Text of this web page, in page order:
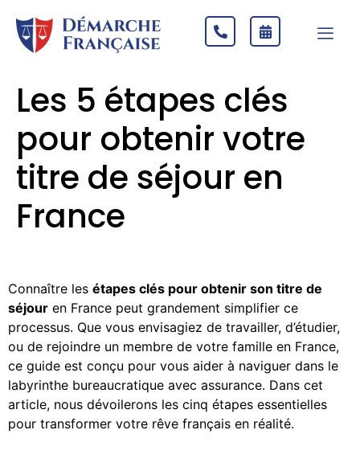
Les 5 étapes clés
pour obtenir votre
titre de séjour en
France
Connaître les étapes clés pour obtenir son titre de
séjour en France peut grandement simplifier ce
processus. Que vous envisagiez de travailler, d’étudier,
ou de rejoindre un membre de votre famille en France,
ce guide est conçu pour vous aider à naviguer dans le
labyrinthe bureaucratique avec assurance. Dans cet
article, nous dévoilerons les cinq étapes essentielles
pour transformer votre rêve français en réalité.